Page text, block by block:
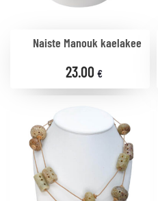
Naiste Manouk kaelakee
23.00 €